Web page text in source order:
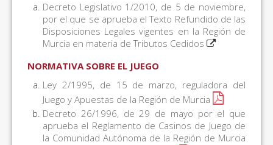
Decreto Legislativo 1/2010, de 5 de noviembre,
por el que se aprueba el Texto Refundido de las
Disposiciones Legales vigentes en la Región de
Murcia en materia de Tributos Cedidos
NORMATIVA SOBRE EL JUEGO
Ley 2/1995, de 15 de marzo, reguladora del
Juego y Apuestas de la Región de Murcia
Decreto 26/1996, de 29 de mayo por el que
aprueba el Reglamento de Casinos de Juego de
la Comunidad Autónoma de la Región de Murcia